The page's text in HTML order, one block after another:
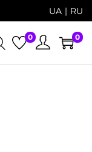
UA RU
0 0